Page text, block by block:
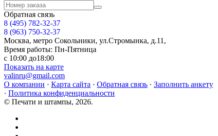
Обратная связь
8 (495) 782-32-37
8 (963) 750-32-37
Москва, метро Сокольники, ул.Стромынка, д.11,
Время работы: Пн-Пятница
с 10:00 до18:00
Показать на карте
valinru@gmail.com
О компании · Карта сайта · Обратная связь · Заполнить анкету
· Политика конфиденциальности
© Печати и штампы, 2026.